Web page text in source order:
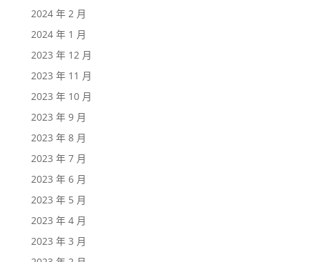
2024 年 2 月
2024 年 1 月
2023 年 12 月
2023 年 11 月
2023 年 10 月
2023 年 9 月
2023 年 8 月
2023 年 7 月
2023 年 6 月
2023 年 5 月
2023 年 4 月
2023 年 3 月